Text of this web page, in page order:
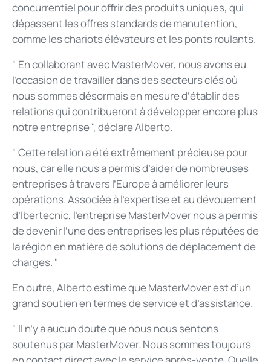
concurrentiel pour offrir des produits uniques, qui
dépassent les offres standards de manutention,
comme les chariots élévateurs et les ponts roulants.
" En collaborant avec MasterMover, nous avons eu
l’occasion de travailler dans des secteurs clés où
nous sommes désormais en mesure d’établir des
relations qui contribueront à développer encore plus
notre entreprise ", déclare Alberto.
" Cette relation a été extrêmement précieuse pour
nous, car elle nous a permis d’aider de nombreuses
entreprises à travers l’Europe à améliorer leurs
opérations. Associée à l’expertise et au dévouement
d’Ibertecnic, l’entreprise MasterMover nous a permis
de devenir l’une des entreprises les plus réputées de
la région en matière de solutions de déplacement de
charges. "
En outre, Alberto estime que MasterMover est d’un
grand soutien en termes de service et d’assistance.
" Il n’y a aucun doute que nous nous sentons
soutenus par MasterMover. Nous sommes toujours